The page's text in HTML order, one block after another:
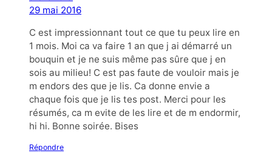
29 mai 2016
C est impressionnant tout ce que tu peux lire en
1 mois. Moi ca va faire 1 an que j ai démarré un
bouquin et je ne suis même pas sûre que j en
sois au milieu! C est pas faute de vouloir mais je
m endors des que je lis. Ca donne envie a
chaque fois que je lis tes post. Merci pour les
résumés, ca m evite de les lire et de m endormir,
hi hi. Bonne soirée. Bises
Répondre